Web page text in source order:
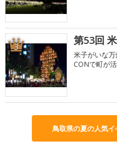
3 第53回
米子がいな
CONで町が
鳥取県の夏の人気